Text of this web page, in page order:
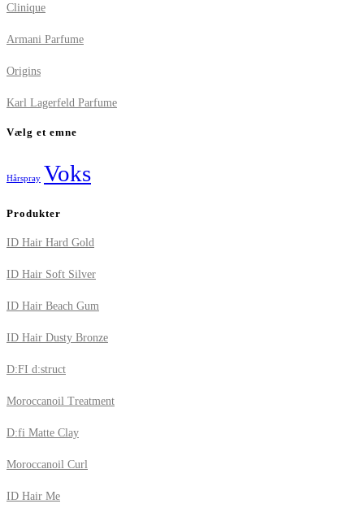
Clinique
Armani Parfume
Origins
Karl Lagerfeld Parfume
Vælg et emne
Hårspray Voks
Produkter
ID Hair Hard Gold
ID Hair Soft Silver
ID Hair Beach Gum
ID Hair Dusty Bronze
D:FI d:struct
Moroccanoil Treatment
D:fi Matte Clay
Moroccanoil Curl
ID Hair Me